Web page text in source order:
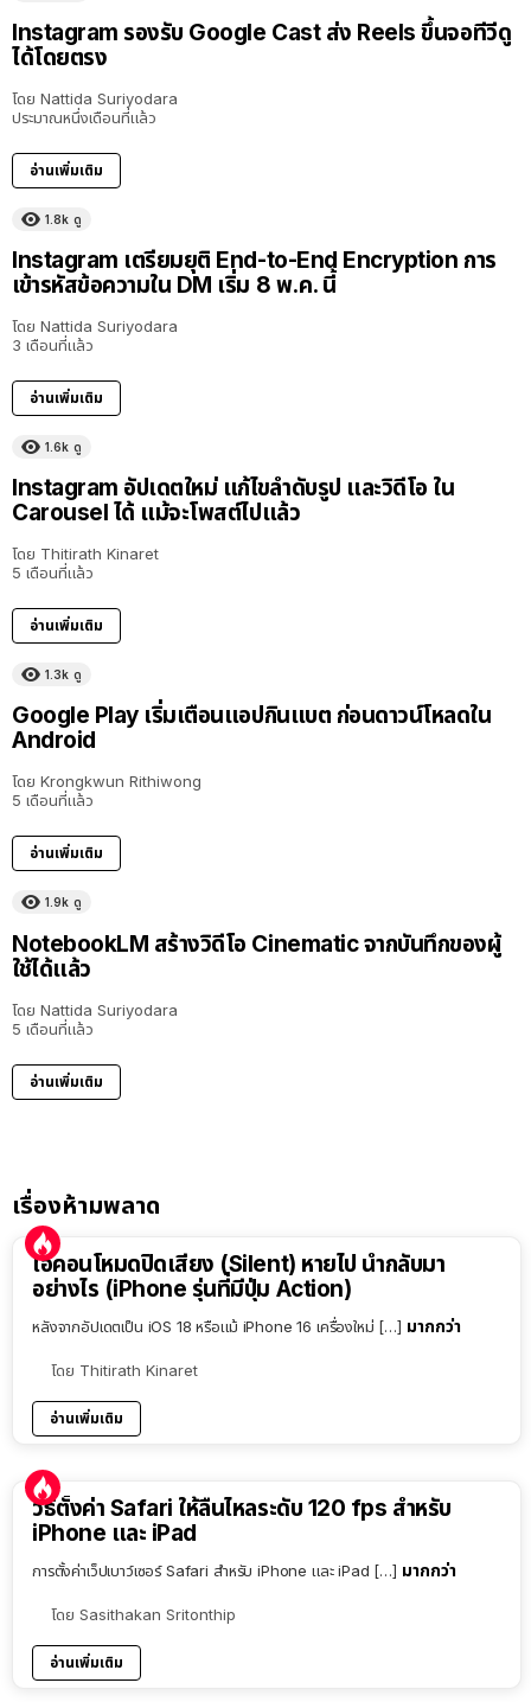
Instagram รองรับ Google Cast ส่ง Reels ขึ้นจอทีวีดู
ได้โดยตรง
โดย Nattida Suriyodara
ประมาณหนึ่งเดือนที่แล้ว
อ่านเพิ่มเติม
1.8k ดู
Instagram เตรียมยุติ End-to-End Encryption การ
เข้ารหัสข้อความใน DM เริ่ม 8 พ.ค. นี้
โดย Nattida Suriyodara
3 เดือนที่แล้ว
อ่านเพิ่มเติม
1.6k ดู
Instagram อัปเดตใหม่ แก้ไขลำดับรูป และวิดีโอ ใน
Carousel ได้ แม้จะโพสต์ไปแล้ว
โดย Thitirath Kinaret
5 เดือนที่แล้ว
อ่านเพิ่มเติม
1.3k ดู
Google Play เริ่มเตือนแอปกินแบต ก่อนดาวน์โหลดใน
Android
โดย Krongkwun Rithiwong
5 เดือนที่แล้ว
อ่านเพิ่มเติม
1.9k ดู
NotebookLM สร้างวิดีโอ Cinematic จากบันทึกของผู้
ใช้ได้แล้ว
โดย Nattida Suriyodara
5 เดือนที่แล้ว
อ่านเพิ่มเติม
เรื่องห้ามพลาด
ไอคอนโหมดปิดเสียง (Silent) หายไป นำกลับมา
อย่างไร (iPhone รุ่นที่มีปุ่ม Action)
หลังจากอัปเดตเป็น iOS 18 หรือแม้ iPhone 16 เครื่องใหม่ […] มากกว่า
โดย Thitirath Kinaret
อ่านเพิ่มเติม
วิธีตั้งค่า Safari ให้ลื่นไหลระดับ 120 fps สำหรับ
iPhone และ iPad
การตั้งค่าเว็ปเบาว์เซอร์ Safari สำหรับ iPhone และ iPad […] มากกว่า
โดย Sasithakan Sritonthip
อ่านเพิ่มเติม